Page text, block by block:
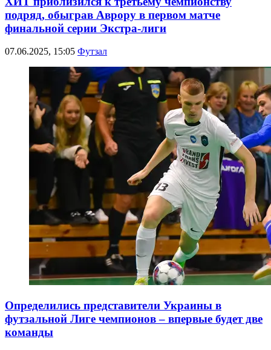
подряд, обыграв Аврору в первом матче
финальной серии Экстра-лиги
07.06.2025, 15:05 Футзал
Определились представители Украины в
футзальной Лиге чемпионов – впервые будет две
команды